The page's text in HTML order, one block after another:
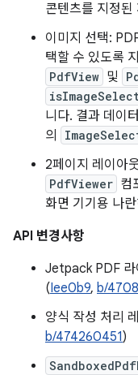
콘텐츠를 지정된
이미지 선택:
택할 수 있도록
PdfView 및
니다. 결과 데이
의
2페이지 레이아
PdfViewer 컴
화면 기기용 나
API 변경사항
Jetpack PDF 라
(Iee0b9, b/
양식 작성 처리
b/474260451)